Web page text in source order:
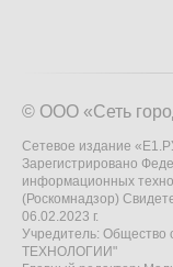
© ООО «Сеть
Сетевое издание
Зарегистрировано
информационных
(Роскомнадзор)
06.02.2023 г.
Учредитель: Общество
ТЕХНОЛОГИИ"